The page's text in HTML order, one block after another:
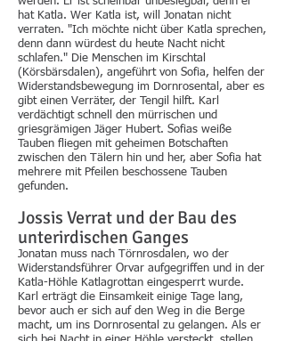
hat Katla. Wer Katla ist, will Jonatan nicht
verraten. "Ich möchte nicht über Katla sprechen,
denn dann würdest du heute Nacht nicht
schlafen." Die Menschen im Kirschtal
(Körsbärsdalen), angeführt von Sofia, helfen der
Widerstandsbewegung im Dornrosental, aber es
gibt einen Verräter, der Tengil hilft. Karl
verdächtigt schnell den mürrischen und
griesgrämigen Jäger Hubert. Sofias weiße
Tauben fliegen mit geheimen Botschaften
zwischen den Tälern hin und her, aber Sofia hat
mehrere mit Pfeilen beschossene Tauben
gefunden.
Jossis Verrat und der Bau des
unterirdischen Ganges
Jonatan muss nach Törnrosdalen, wo der
Widerstandsführer Orvar aufgegriffen und in der
Katla-Höhle Katlagrottan eingesperrt wurde.
Karl erträgt die Einsamkeit einige Tage lang,
bevor auch er sich auf den Weg in die Berge
macht, um ins Dornrosental zu gelangen. Als er